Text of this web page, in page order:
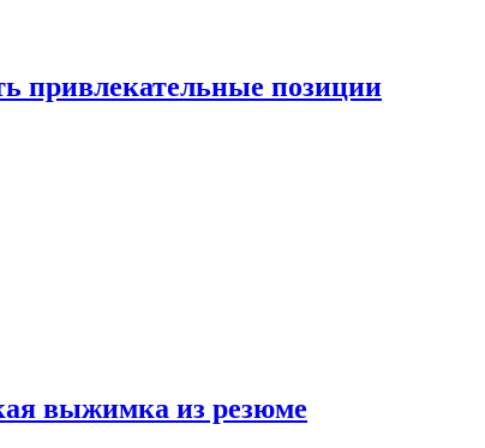
привлекательные позиции
выжимка из резюме